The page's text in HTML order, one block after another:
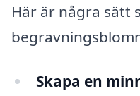
Här är några sätt
Skapa en